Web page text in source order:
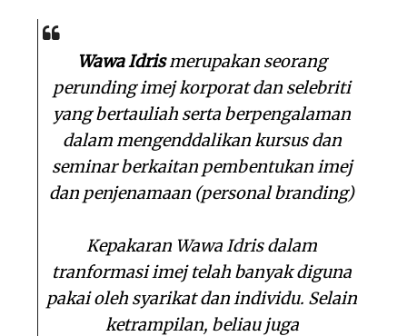
Wawa Idrismerupakan seorang
perunding imej korporat dan selebriti
yang bertauliah serta berpengalaman
dalam mengenddalikan kursus dan
seminar berkaitan pembentukan imej
dan penjenamaan (personal branding)
Kepakaran Wawa Idris dalam
tranformasi imej telah banyak diguna
pakai oleh syarikat dan individu. Selain
ketrampilan, beliau juga